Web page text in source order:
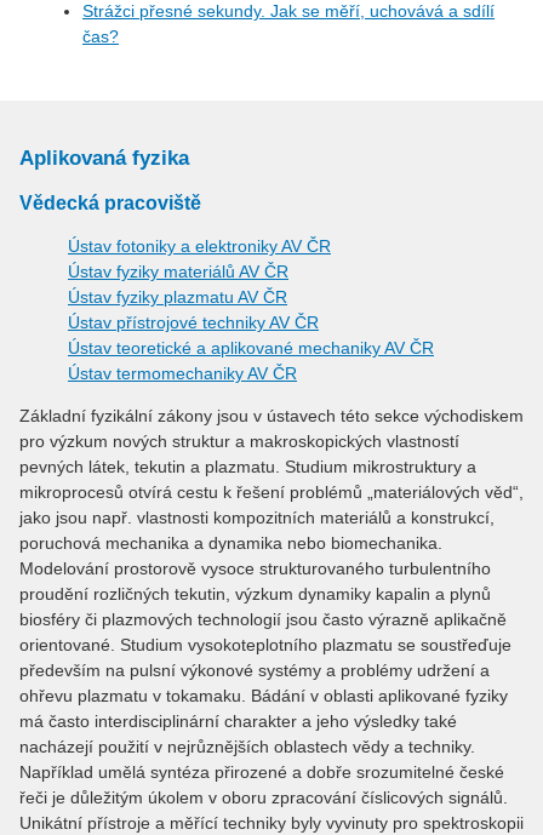
Strážci přesné sekundy. Jak se měří, uchovává a sdílí
čas?
Aplikovaná fyzika
Vědecká pracoviště
Ústav fotoniky a elektroniky AV ČR
Ústav fyziky materiálů AV ČR
Ústav fyziky plazmatu AV ČR
Ústav přístrojové techniky AV ČR
Ústav teoretické a aplikované mechaniky AV ČR
Ústav termomechaniky AV ČR
Základní fyzikální zákony jsou v ústavech této sekce východiskem
pro výzkum nových struktur a makroskopických vlastností
pevných látek, tekutin a plazmatu. Studium mikrostruktury a
mikroprocesů otvírá cestu k řešení problémů „materiálových věd“,
jako jsou např. vlastnosti kompozitních materiálů a konstrukcí,
poruchová mechanika a dynamika nebo biomechanika.
Modelování prostorově vysoce strukturovaného turbulentního
proudění rozličných tekutin, výzkum dynamiky kapalin a plynů
biosféry či plazmových technologií jsou často výrazně aplikačně
orientované. Studium vysokoteplotního plazmatu se soustřeďuje
především na pulsní výkonové systémy a problémy udržení a
ohřevu plazmatu v tokamaku. Bádání v oblasti aplikované fyziky
má často interdisciplinární charakter a jeho výsledky také
nacházejí použití v nejrůznějších oblastech vědy a techniky.
Například umělá syntéza přirozené a dobře srozumitelné české
řeči je důležitým úkolem v oboru zpracování číslicových signálů.
Unikátní přístroje a měřící techniky byly vyvinuty pro spektroskopii